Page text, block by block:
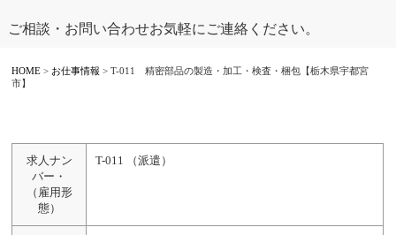
ご相談・お問い合わせお気軽にご連絡ください。
HOME > お仕事情報 > T-011 精密部品の製造・加工・検査・梱包【栃木県宇都宮
市】
求人ナン
バー・
（雇用形
態）
T-011 （派遣）